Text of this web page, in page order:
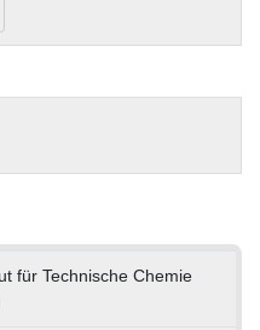
für Technische Chemie